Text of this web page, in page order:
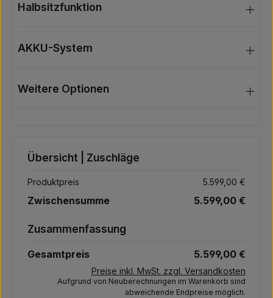
Halbsitzfunktion
AKKU-System
Weitere Optionen
Übersicht | Zuschläge
Produktpreis 5.599,00 €
Zwischensumme 5.599,00 €
Zusammenfassung
Gesamtpreis 5.599,00 €
Preise inkl. MwSt. zzgl. Versandkosten
Aufgrund von Neuberechnungen im Warenkorb sind
abweichende Endpreise möglich.